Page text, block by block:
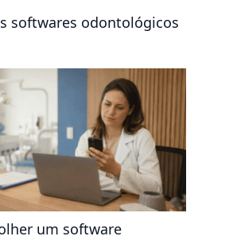
softwares odontológicos
um software